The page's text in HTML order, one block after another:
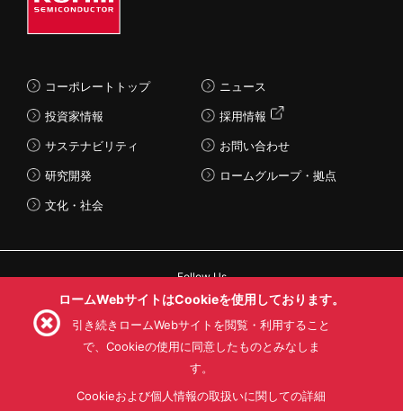
コーポレートトップ
投資家情報
サステナビリティ
研究開発
文化・社会
ニュース
採用情報
お問い合わせ
ロームグループ・拠点
Follow Us
利用目的
プライバシーポリシー
サイトマップ
ロームWebサイトはCookieを使用しております。
引き続きロームWebサイトを閲覧・利用すること
で、Cookieの使用に同意したものとみなしま
す。
Cookieおよび個人情報の取扱いに関しての詳細